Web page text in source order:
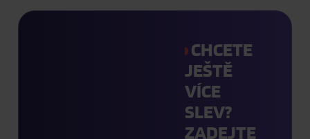
CHCETE
JEŠTĚ
VÍCE
SLEV?
ZADEJTE